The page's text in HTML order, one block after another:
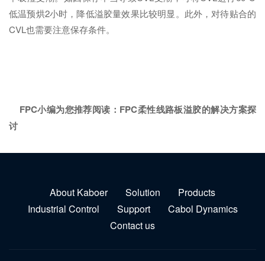
低温预烘2小时，降低溢胶量效果比较明显。此外，对待贴合的
CVL也需要注意保存条件。
FPC小编为您推荐阅读： FPC柔性线路板溢胶的解决方案探
讨
About Kaboer Solution
Products
Industrial Control
Support
Cabol Dynamics
Contact us